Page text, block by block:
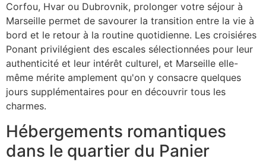
Corfou, Hvar ou Dubrovnik, prolonger votre séjour à
Marseille permet de savourer la transition entre la vie à
bord et le retour à la routine quotidienne. Les croisiéres
Ponant privilégient des escales sélectionnées pour leur
authenticité et leur intérêt culturel, et Marseille elle-
même mérite amplement qu'on y consacre quelques
jours supplémentaires pour en découvrir tous les
charmes.
Hébergements romantiques
dans le quartier du Panier